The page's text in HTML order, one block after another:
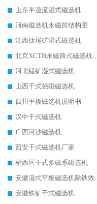
山东半逆流湿式磁选机
河南磁选机永磁筒结构图
江西钛尾矿湿式磁选机
北京XCTN永磁筒
河北锰矿湿式磁选机
山西干式强磁磁选机
四川平板磁选机说明书
汉中干式磁选机
广西河沙磁选机
西安干式磁选机厂家
桥西区干式多磁系磁选机
安徽湿
安徽铁矿干式磁选机